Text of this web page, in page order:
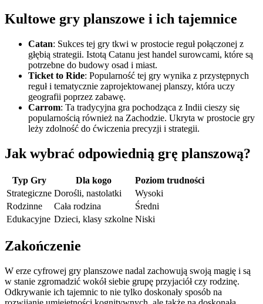
Kultowe gry planszowe i ich tajemnice
Catan: Sukces tej gry tkwi w prostocie reguł połączonej z
głębią strategii. Istotą Catanu jest handel surowcami, które są
potrzebne do budowy osad i miast.
Ticket to Ride: Popularność tej gry wynika z przystępnych
reguł i tematycznie zaprojektowanej planszy, która uczy
geografii poprzez zabawę.
Carrom: Ta tradycyjna gra pochodząca z Indii cieszy się
popularnością również na Zachodzie. Ukryta w prostocie gry
leży zdolność do ćwiczenia precyzji i strategii.
Jak wybrać odpowiednią grę planszową?
Typ Gry Dla kogo
Poziom trudności
Strategiczne Dorośli, nastolatki
Wysoki
Rodzinne
Cała rodzina
Średni
Edukacyjne Dzieci, klasy szkolne Niski
Zakończenie
W erze cyfrowej gry planszowe nadal zachowują swoją magię i są
w stanie zgromadzić wokół siebie grupę przyjaciół czy rodzinę.
Odkrywanie ich tajemnic to nie tylko doskonały sposób na